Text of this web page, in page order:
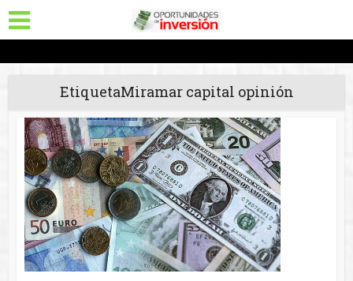
EtiquetaMiramar capital opinión